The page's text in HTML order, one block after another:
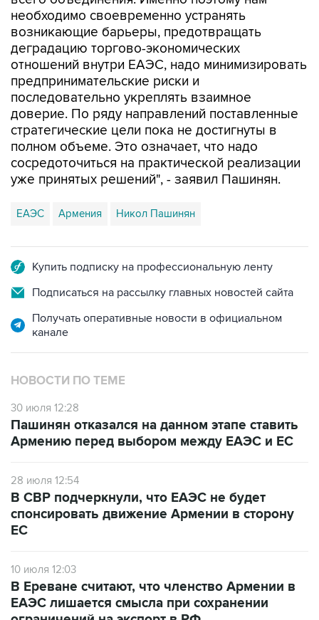
деградацию торгово-экономических
отношений внутри ЕАЭС, надо минимизировать
предпринимательские риски и
последовательно укреплять взаимное
доверие. По ряду направлений поставленные
стратегические цели пока не достигнуты в
полном объеме. Это означает, что надо
сосредоточиться на практической реализации
уже принятых решений", - заявил Пашинян.
ЕАЭС Армения Никол Пашинян
Подписаться на рассылку главных новостей сайта
Получать оперативные новости в официальном
НОВОСТИ ПО ТЕМЕ
30 июля 12:28
Армению перед выбором между ЕАЭС и ЕС
28 июля 12:54
спонсировать движение Армении в сторону
ЕС
ЕАЭС лишается смысла при сохранении
ограничений на экспорт в РФ